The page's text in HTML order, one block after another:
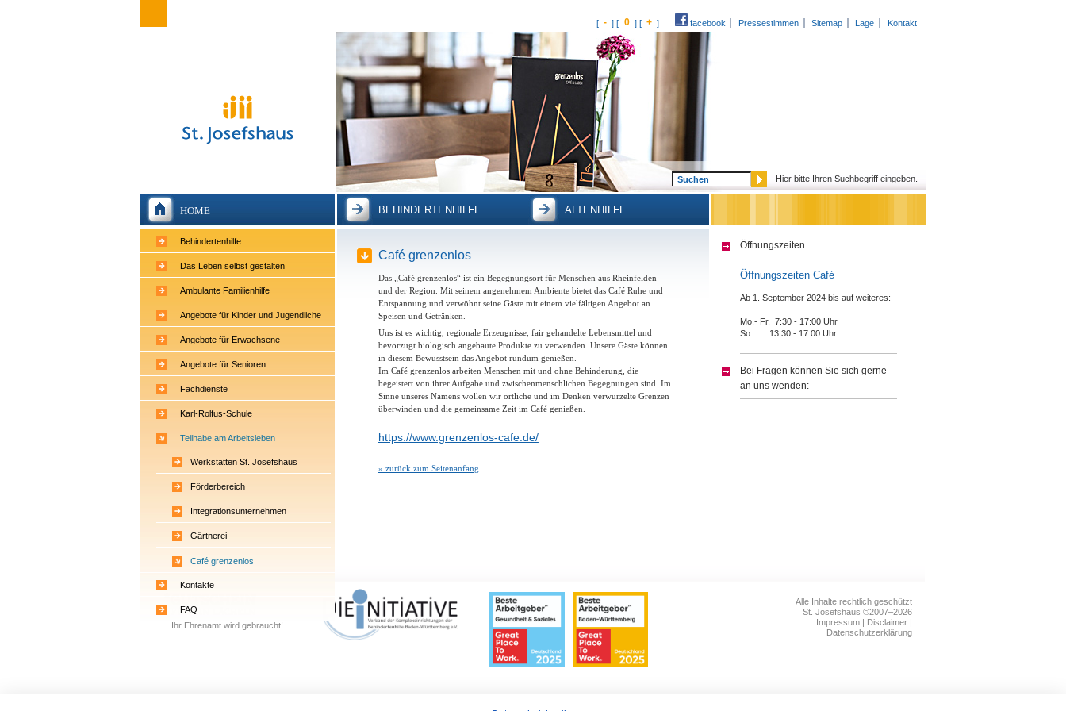
[ - ] [ 0 ] [ + ] facebook Pressestimmen Sitemap Lage Kontakt
Hier bitte Ihren Suchbegriff eingeben.
HOME
Behindertenhilfe
Das Leben selbst gestalten
Ambulante Familienhilfe
Angebote für Kinder und Jugendliche
Angebote für Erwachsene
Angebote für Senioren
Fachdienste
Karl-Rolfus-Schule
Teilhabe am Arbeitsleben
Kontakte
FAQ
Werkstätten St. Josefshaus
Förderbereich
Integrationsunternehmen
Gärtnerei
Café grenzenlos
BEHINDERTENHILFE ALTENHILFE
Café grenzenlos
Das „Café grenzenlos“ ist ein Begegnungsort für Menschen aus Rheinfelden
und der Region. Mit seinem angenehmem Ambiente bietet das Café Ruhe und
Entspannung und verwöhnt seine Gäste mit einem vielfältigen Angebot an
Speisen und Getränken.
Uns ist es wichtig, regionale Erzeugnisse, fair gehandelte Lebensmittel und
bevorzugt biologisch angebaute Produkte zu verwenden. Unsere Gäste können
in diesem Bewusstsein das Angebot rundum genießen.
Im Café grenzenlos arbeiten Menschen mit und ohne Behinderung, die
begeistert von ihrer Aufgabe und zwischenmenschlichen Begegnungen sind. Im
Sinne unseres Namens wollen wir örtliche und im Denken verwurzelte Grenzen
überwinden und die gemeinsame Zeit im Café genießen.
https://www.grenzenlos-cafe.de/
» zurück zum Seitenanfang
Öffnungszeiten
Öffnungszeiten Café
Ab 1. September 2024 bis auf weiteres:
Mo.- Fr. 7:30 - 17:00 Uhr
So. 13:30 - 17:00 Uhr
Bei Fragen können Sie sich gerne
an uns wenden:
Alle Inhalte rechtlich geschützt
St. Josefshaus ©2007–2026
Impressum
Disclaimer
Datenschutzerklärung
Ihr Ehrenamt wird gebraucht!